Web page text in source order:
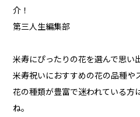
介！
第三人生編集部
米寿にぴったりの花を選んで思い
米寿祝いにおすすめの花の品種や
花の種類が豊富で迷われている方
ね。